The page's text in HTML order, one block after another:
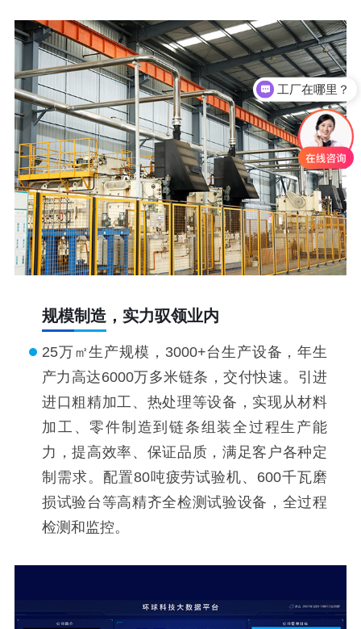
规模制造，实力驭领业内
25万㎡生产规模，3000+台生产设备，年生
产力高达6000万多米链条，交付快速。引进
进口粗精加工、热处理等设备，实现从材料
加工、零件制造到链条组装全过程生产能
力，提高效率、保证品质，满足客户各种定
制需求。配置80吨疲劳试验机、600千瓦磨
损试验台等高精齐全检测试验设备，全过程
检测和监控。
工厂在哪里？